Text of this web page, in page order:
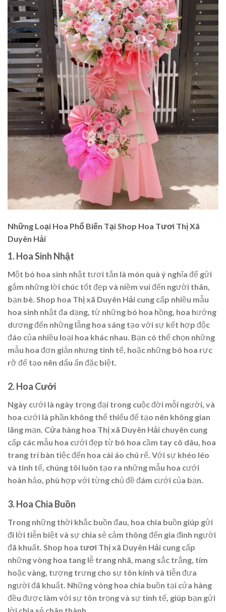
Những Loại Hoa Phổ Biến Tại Shop Hoa Tươi Thị Xã
Duyên Hải
1.Hoa Sinh Nhật
Một bó hoa sinh nhật tươi tắn là món quà ý nghĩa để gửi
gắm những lời chúc tốt đẹp và niềm vui đến người thân,
bạn bè. Shop hoa Thị xã Duyên Hải cung cấp nhiều mẫu
hoa sinh nhật đa dạng, từ những bó hoa hồng, hoa hướng
dương đến những lẵng hoa sáng tạo với sự kết hợp độc
đáo của nhiều loại hoa khác nhau. Bạn có thể chọn những
mẫu hoa đơn giản nhưng tinh tế, hoặc những bó hoa rực
rỡ để tạo nên dấu ấn đặc biệt.
2.Hoa Cưới
Ngày cưới là ngày trọng đại trong cuộc đời mỗi người, và
hoa cưới là phần không thể thiếu để tạo nên không gian
lãng mạn. Cửa hàng hoa Thị xã Duyên Hải chuyên cung
cấp các mẫu hoa cưới đẹp từ bó hoa cầm tay cô dâu, hoa
trang trí bàn tiệc đến hoa cài áo chú rể. Với sự khéo léo
và tinh tế, chúng tôi luôn tạo ra những mẫu hoa cưới
hoàn hảo, phù hợp với từng chủ đề đám cưới của bạn.
3.Hoa Chia Buồn
Trong những thời khắc buồn đau, hoa chia buồn giúp gửi
đi lời tiễn biệt và sự chia sẻ cảm thông đến gia đình người
đã khuất. Shop hoa tươi Thị xã Duyên Hải cung cấp
những vòng hoa tang lễ trang nhã, mang sắc trắng, tím
hoặc vàng, tượng trưng cho sự tôn kính và tiễn đưa
người đã khuất. Những vòng hoa chia buồn tại cửa hàng
đều được làm với sự tôn trọng và sự tinh tế, giúp bạn gửi